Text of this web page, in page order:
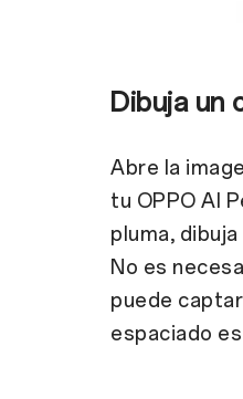
Dibuja un
Abre la
tu OPPO AI
pluma,
No es
puede
espaciado